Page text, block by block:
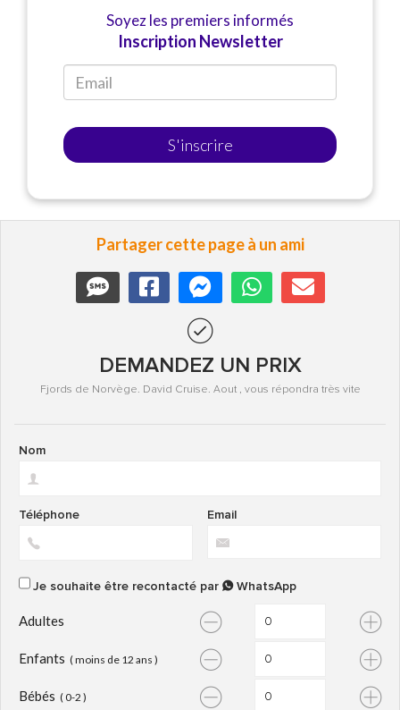
Soyez les premiers informés
Inscription Newsletter
S'inscrire
Partager cette page à un ami
DEMANDEZ UN PRIX
Fjords de Norvège. David Cruise. Aout , vous répondra très vite
Nom
Email
Téléphone
Je souhaite être recontacté par WhatsApp
Adultes
Enfants ( moins de 12 ans )
Bébés ( 0-2 )